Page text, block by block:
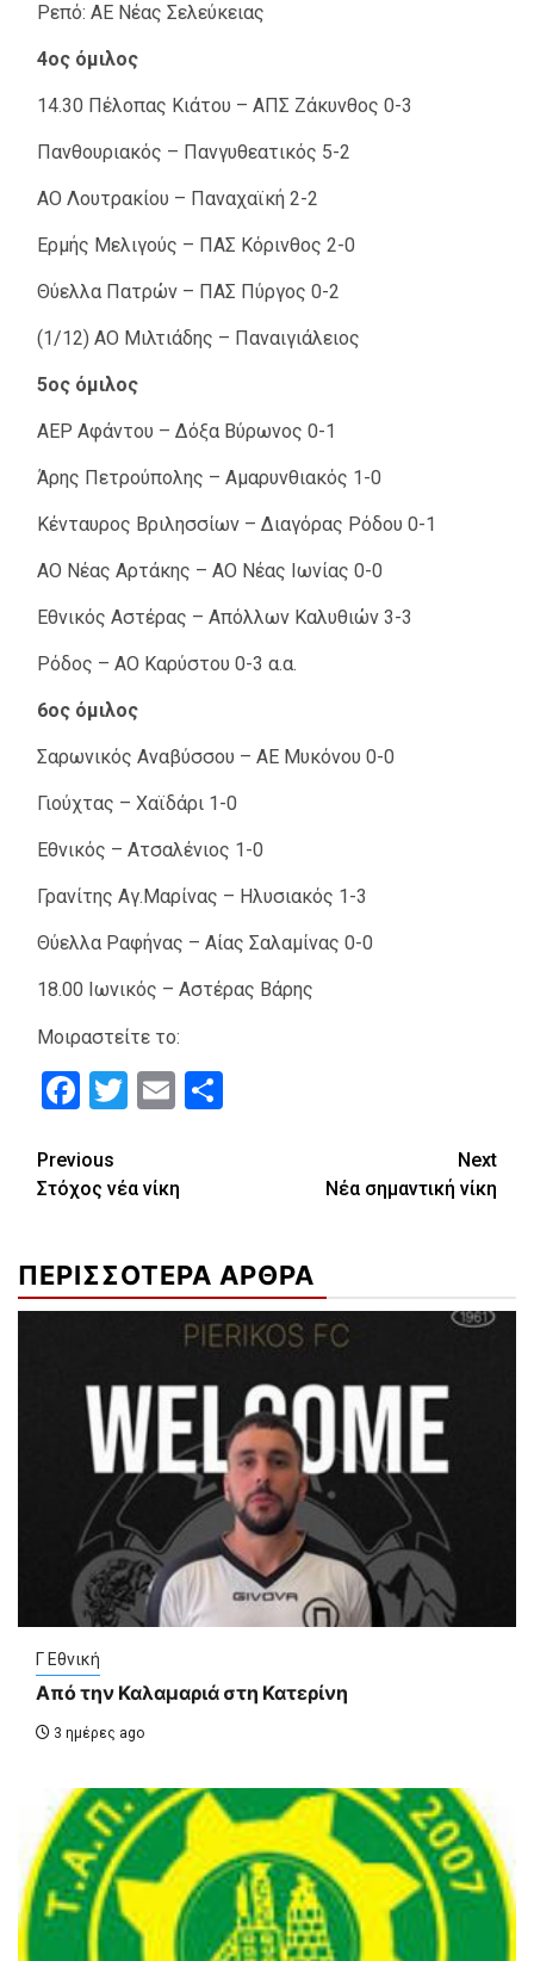
Ρεπό: ΑΕ Νέας Σελεύκειας
4ος όμιλος
14.30 Πέλοπας Κιάτου – ΑΠΣ Ζάκυνθος 0-3
Πανθουριακός – Πανγυθεατικός 5-2
ΑΟ Λουτρακίου – Παναχαϊκή 2-2
Ερμής Μελιγούς – ΠΑΣ Κόρινθος 2-0
Θύελλα Πατρών – ΠΑΣ Πύργος 0-2
(1/12) ΑΟ Μιλτιάδης – Παναιγιάλειος
5ος όμιλος
ΑΕΡ Αφάντου – Δόξα Βύρωνος 0-1
Άρης Πετρούπολης – Αμαρυνθιακός 1-0
Κένταυρος Βριλησσίων – Διαγόρας Ρόδου 0-1
ΑΟ Νέας Αρτάκης – ΑΟ Νέας Ιωνίας 0-0
Εθνικός Αστέρας – Απόλλων Καλυθιών 3-3
Ρόδος – ΑΟ Καρύστου 0-3 α.α.
6ος όμιλος
Σαρωνικός Αναβύσσου – ΑΕ Μυκόνου 0-0
Γιούχτας – Χαϊδάρι 1-0
Εθνικός – Ατσαλένιος 1-0
Γρανίτης Αγ.Μαρίνας – Ηλυσιακός 1-3
Θύελλα Ραφήνας – Αίας Σαλαμίνας 0-0
18.00 Ιωνικός – Αστέρας Βάρης
Μοιραστείτε το:
Facebook
Twitter
Email
Continue
Reading
Previous
Στόχος νέα νίκη
Next
Νέα σημαντική νίκη
ΠΕΡΙΣΣΟΤΕΡΑ ΑΡΘΡΑ
Γ Εθνική
Από την Καλαμαριά στη Κατερίνη
3 ημέρες ago